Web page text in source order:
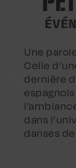
Une
Celle
dernière
dans
danses